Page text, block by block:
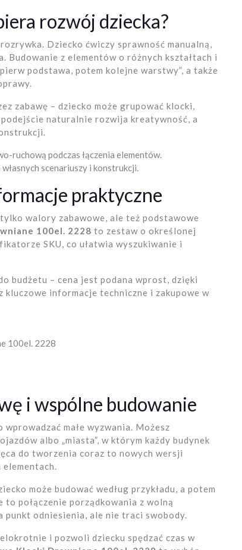
rozwój dziecka?
Dziecko ćwiczy sprawność manualną,
Budowanie z elementów o różnych kształtach i
podstawa, potem kolejne warstwy”, a także
zabawę – dziecko może grupować klocki,
naturalnie rozwija kreatywność, a
ruchową podczas łączenia elementów.
scenariuszy i konstrukcji.
praktyczne
walory zabawowe, ale też podstawowe
100el. 2228 to zestaw o określonej
SKU, co ułatwia wyszukiwanie i
budżetu – cena jest podana wprost, dzięki
kluczowe informacje techniczne i zakupowe w
100el. 2228
i wspólne budowanie
małe wyzwania. Możesz
albo „miasta”, w którym każdy budynek
do tworzenia coraz to nowych wersji
może budować według przykładu, a potem
połączenie porządkowania z wolną
punkt odniesienia, ale nie traci swobody.
i pozwoli dziecku spędzać czas w